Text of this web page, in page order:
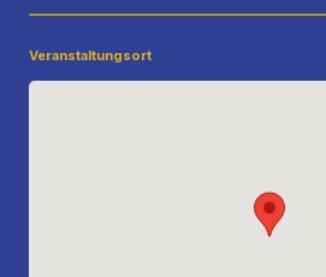
Veranstaltungsort